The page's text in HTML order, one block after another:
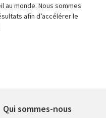
au monde. Nous sommes
afin d’accélérer le
Qui sommes-nous